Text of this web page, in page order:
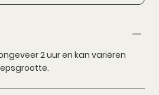
2 uur en kan variëren